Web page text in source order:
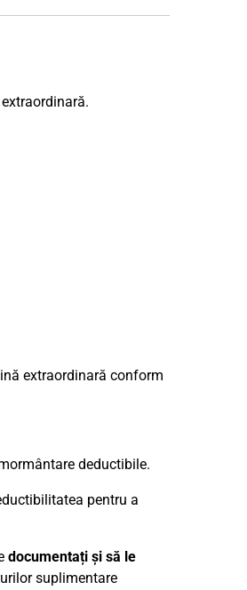
extraordinară conform
deductibile.
pentru a
documentați și să le
suplimentare